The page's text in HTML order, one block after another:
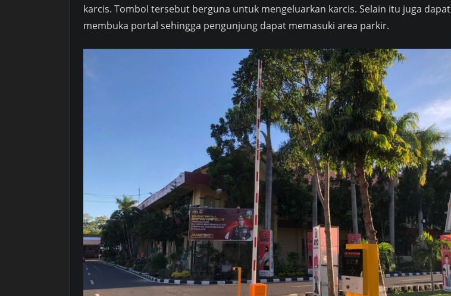
karcis. Tombol tersebut berguna untuk mengeluarkan karcis. Selain itu juga dapat
membuka portal sehingga pengunjung dapat memasuki area parkir.